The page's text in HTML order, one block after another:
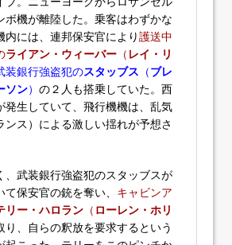
ボ機が離陸した。乗客はわずかな
内には、連邦保安官により護送中
ライアン・ウィーバー （ レイ・リ
装銀行強盗犯のスタッブス （ブレ
ソン） の２人も搭乗していた。西
発生していて、飛行機機は、乱気
ンス）による激しい揺れが予想さ
、武装銀行強盗犯のスタッブスが
保安官の銃を奪い、 キャビンア
リー・ハロラン （ ローレン・ホリ
り、自らの釈放を要求するという